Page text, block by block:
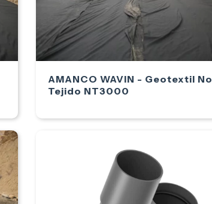
AMANCO WAVIN - Geotextil No
Tejido NT3000